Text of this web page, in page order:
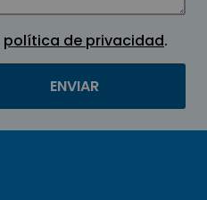
política de privacidad.